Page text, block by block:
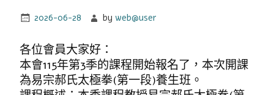
2026-06-28 byweb@user
各位會員大家好：
本會115年第3季的課程開始報名了，本次開課
為易宗郝氏太極拳(第一段)養生班。